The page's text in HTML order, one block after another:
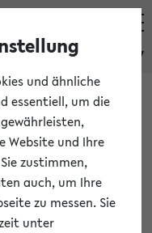
eKVV
an jetzt
und ähnliche
essentiell, um die
Website und Ihre
zustimmen,
auch, um Ihre
zu messen. Sie
unter